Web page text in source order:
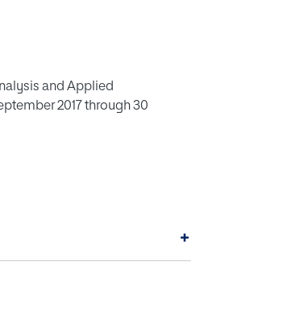
and Applied
2017 through 30
+